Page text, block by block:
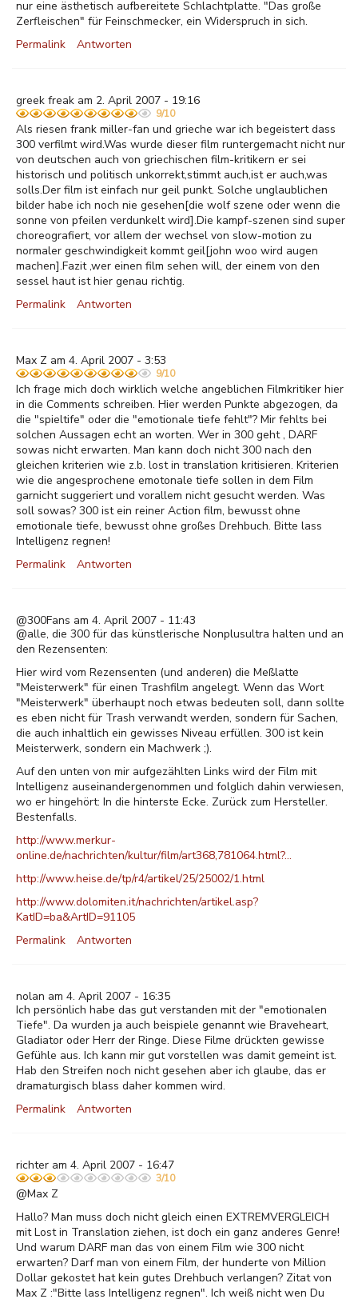
nur eine ästhetisch aufbereitete Schlachtplatte. "Das große
Zerfleischen" für Feinschmecker, ein Widerspruch in sich.
Permalink
Antworten
greek freak am 2. April 2007 - 19:16
9/10
Als riesen frank miller-fan und grieche war ich begeistert dass
300 verfilmt wird.Was wurde dieser film runtergemacht nicht nur
von deutschen auch von griechischen film-kritikern er sei
historisch und politisch unkorrekt,stimmt auch,ist er auch,was
solls.Der film ist einfach nur geil punkt. Solche unglaublichen
bilder habe ich noch nie gesehen[die wolf szene oder wenn die
sonne von pfeilen verdunkelt wird].Die kampf-szenen sind super
choreografiert, vor allem der wechsel von slow-motion zu
normaler geschwindigkeit kommt geil[john woo wird augen
machen].Fazit ,wer einen film sehen will, der einem von den
sessel haut ist hier genau richtig.
Permalink
Antworten
Max Z am 4. April 2007 - 3:53
9/10
Ich frage mich doch wirklich welche angeblichen Filmkritiker hier
in die Comments schreiben. Hier werden Punkte abgezogen, da
die "spieltife" oder die "emotionale tiefe fehlt"? Mir fehlts bei
solchen Aussagen echt an worten. Wer in 300 geht , DARF
sowas nicht erwarten. Man kann doch nicht 300 nach den
gleichen kriterien wie z.b. lost in translation kritisieren. Kriterien
wie die angesprochene emotonale tiefe sollen in dem Film
garnicht suggeriert und vorallem nicht gesucht werden. Was
soll sowas? 300 ist ein reiner Action film, bewusst ohne
emotionale tiefe, bewusst ohne großes Drehbuch. Bitte lass
Intelligenz regnen!
Permalink
Antworten
@300Fans am 4. April 2007 - 11:43
@alle, die 300 für das künstlerische Nonplusultra halten und an
den Rezensenten:
Hier wird vom Rezensenten (und anderen) die Meßlatte
"Meisterwerk" für einen Trashfilm angelegt. Wenn das Wort
"Meisterwerk" überhaupt noch etwas bedeuten soll, dann sollte
es eben nicht für Trash verwandt werden, sondern für Sachen,
die auch inhaltlich ein gewisses Niveau erfüllen. 300 ist kein
Meisterwerk, sondern ein Machwerk ;).
Auf den unten von mir aufgezählten Links wird der Film mit
Intelligenz auseinandergenommen und folglich dahin verwiesen,
wo er hingehört: In die hinterste Ecke. Zurück zum Hersteller.
Bestenfalls.
http://www.merkur-
online.de/nachrichten/kultur/film/art368,781064.html?…
http://www.heise.de/tp/r4/artikel/25/25002/1.html
http://www.dolomiten.it/nachrichten/artikel.asp?
KatID=ba&ArtID=91105
Permalink
Antworten
nolan am 4. April 2007 - 16:35
Ich persönlich habe das gut verstanden mit der "emotionalen
Tiefe". Da wurden ja auch beispiele genannt wie Braveheart,
Gladiator oder Herr der Ringe. Diese Filme drückten gewisse
Gefühle aus. Ich kann mir gut vorstellen was damit gemeint ist.
Hab den Streifen noch nicht gesehen aber ich glaube, das er
dramaturgisch blass daher kommen wird.
Permalink
Antworten
richter am 4. April 2007 - 16:47
3/10
@Max Z
Hallo? Man muss doch nicht gleich einen EXTREMVERGLEICH
mit Lost in Translation ziehen, ist doch ein ganz anderes Genre!
Und warum DARF man das von einem Film wie 300 nicht
erwarten? Darf man von einem Film, der hunderte von Million
Dollar gekostet hat kein gutes Drehbuch verlangen? Zitat von
Max Z :"Bitte lass Intelligenz regnen". Ich weiß nicht wen Du